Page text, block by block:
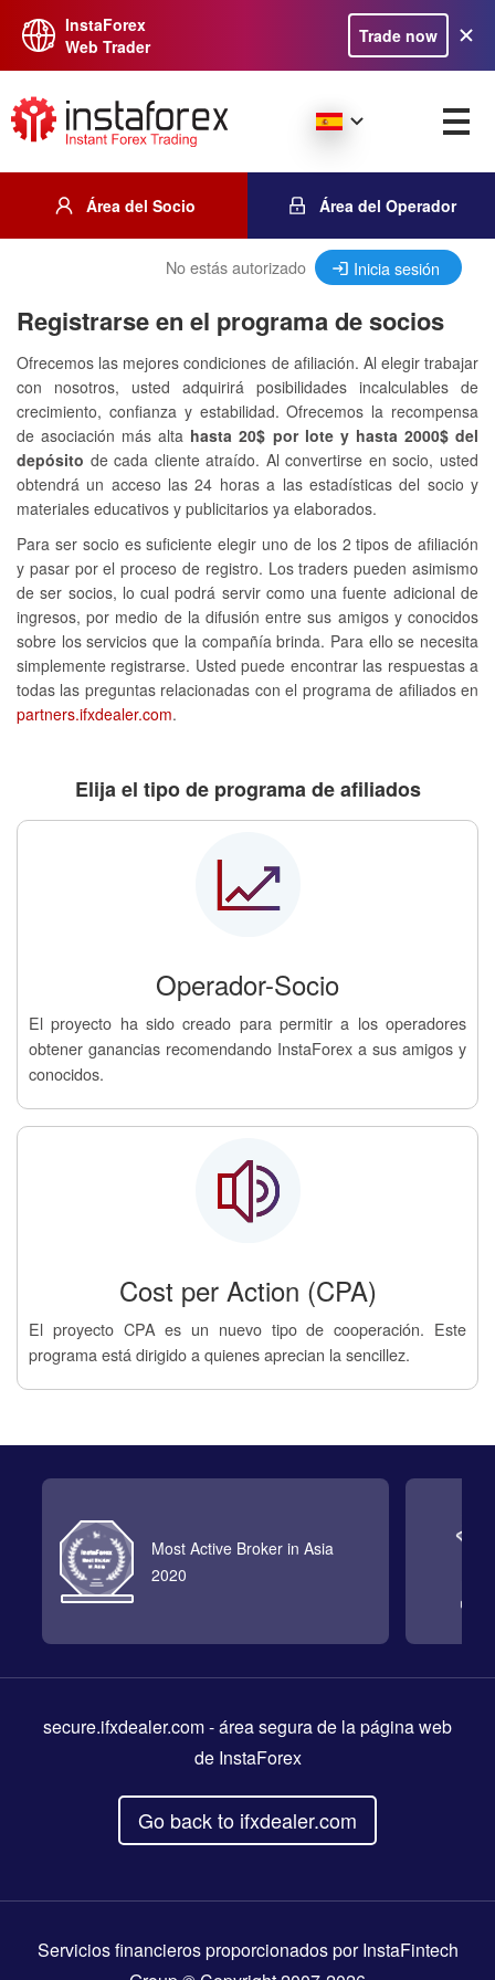
InstaForex
Web Trader
Trade now
Área del Socio Área del Operador
No estás autorizado Inicia sesión
Registrarse en el programa de socios
Ofrecemos las mejores condiciones de afiliación. Al elegir trabajar
con nosotros, usted adquirirá posibilidades incalculables de
crecimiento, confianza y estabilidad. Ofrecemos la recompensa
de asociación más alta hasta 20$ por lote y hasta 2000$ del
depósito de cada cliente atraído. Al convertirse en socio, usted
obtendrá un acceso las 24 horas a las estadísticas del socio y
materiales educativos y publicitarios ya elaborados.
Para ser socio es suficiente elegir uno de los 2 tipos de afiliación
y pasar por el proceso de registro. Los traders pueden asimismo
de ser socios, lo cual podrá servir como una fuente adicional de
ingresos, por medio de la difusión entre sus amigos y conocidos
sobre los servicios que la compañía brinda. Para ello se necesita
simplemente registrarse. Usted puede encontrar las respuestas a
todas las preguntas relacionadas con el programa de afiliados en
partners.ifxdealer.com.
Elija el tipo de programa de afiliados
Operador-Socio
El proyecto ha sido creado para permitir a los operadores
obtener ganancias recomendando InstaForex a sus amigos y
conocidos.
Cost per Action (CPA)
El proyecto CPA es un nuevo tipo de cooperación. Este
programa está dirigido a quienes aprecian la sencillez.
Most Active Broker in Asia
2020
secure.ifxdealer.com- área segura de la página web
de InstaForex
Go back to ifxdealer.com
Servicios financieros proporcionados por InstaFintech